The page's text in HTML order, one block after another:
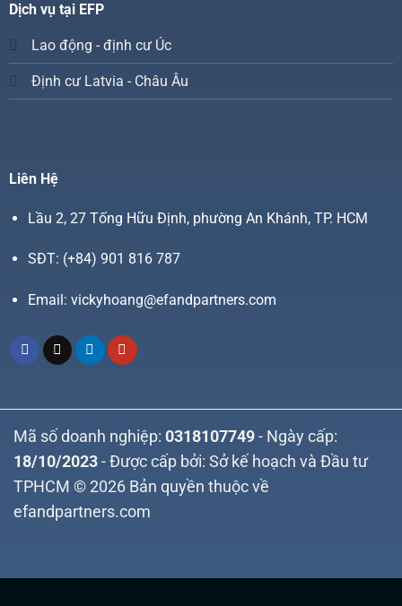
Dịch vụ tại EFP
Lao động - định cư Úc
Định cư Latvia - Châu Âu
Liên Hệ
Lầu 2, 27 Tống Hữu Định, phường An Khánh, TP. HCM
SĐT: (+84) 901 816 787
Email: vickyhoang@efandpartners.com
Mã số doanh nghiệp: 0318107749 - Ngày cấp:
18/10/2023 - Được cấp bởi: Sở kế hoạch và Đầu tư
TPHCM © 2026 Bản quyền thuộc về
efandpartners.com